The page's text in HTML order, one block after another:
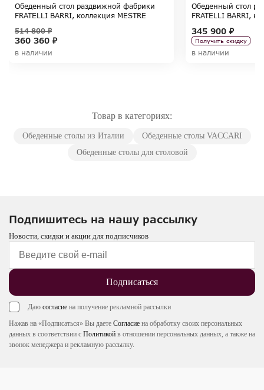
Обеденный стол раздвижной фабрики
FRATELLI BARRI, коллекция MESTRE
360 360 ₽
514 800 ₽
в наличии
Обеденный стол
FRATELLI BARRI,
345 900 ₽
Получить скидку
в наличии
Товар в категориях:
Обеденные столы из Италии
Обеденные столы VACCARI
Обеденные столы для столовой
Подпишитесь на нашу рассылку
Новости, скидки и акции для подписчиков
Подписаться
Даю согласие на получение рекламной рассылки
Нажав на «Подписаться» Вы даете Согласие на обработку своих персональных
данных в соответствии с Политикой в отношении персональных данных, а также на
звонок менеджера и рекламную рассылку.